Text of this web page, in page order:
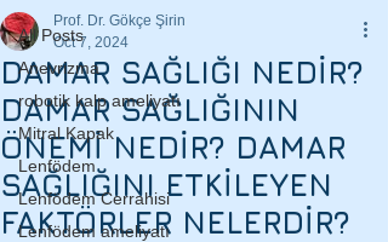
All Posts
Anevrizma
robotik kalp ameliyatı
Mitral Kapak
Lenfödem
Lenfödem Cerrahisi
Lenfödem ameliyatı
DAMAR SAĞLIĞI NEDİR?
DAMAR SAĞLIĞININ
ÖNEMİ NEDİR? DAMAR
SAĞLIĞINI ETKİLEYEN
FAKTÖRLER NELERDİR?
Prof. Dr. Gökçe Şirin
Oct 7, 2024